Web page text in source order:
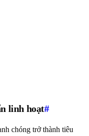
linh hoạt#
chóng trở thành tiêu